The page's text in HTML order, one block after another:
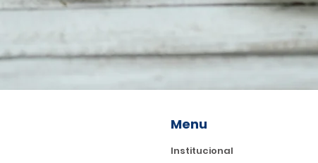
Menu
Institucional